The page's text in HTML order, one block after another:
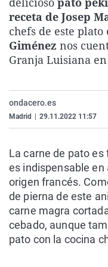
receta de Josep
chefs de este plato
Giménez nos
Granja Luisiana
ondacero.es
Madrid 29.11.2022 11:57
La carne de pato
es indispensable
origen francés.
de pierna de este
carne magra
cebado, aunque
pato con la cocina